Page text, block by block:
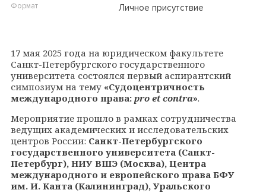
17 мая 2025 года на юридическом факультете
Санкт-Петербургского государственного
университета состоялся первый аспирантский
симпозиум на тему «Судоцентричность
международного права: pro et contra».
Мероприятие прошло в рамках сотрудничества
ведущих академических и исследовательских
центров России: Санкт-Петербургского
государственного университета (Санкт-
Петербург), НИУ ВШЭ (Москва), Центра
международного и европейского права БФУ
им. И. Канта (Калининград), Уральского
Формат Личное присутствие